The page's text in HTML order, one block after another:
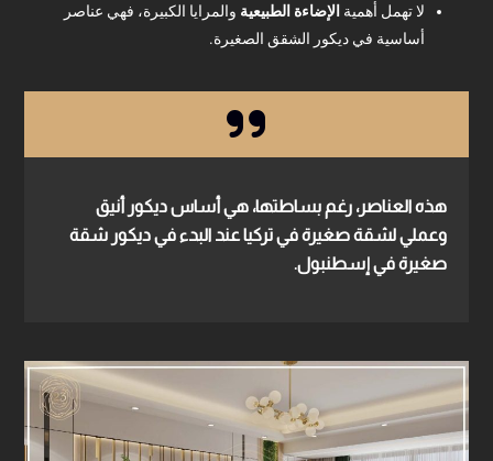
لا تهمل أهمية الإضاءة الطبيعية والمرايا الكبيرة، فهي عناصر
أساسية في ديكور الشقق الصغيرة.
هذه العناصر، رغم بساطتها، هي أساسديكور أنيق
وعملي لشقة صغيرة في تركياعند البدء في ديكور شقة
صغيرة في إسطنبول.